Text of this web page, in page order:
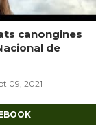
canongines
de
09, 2021